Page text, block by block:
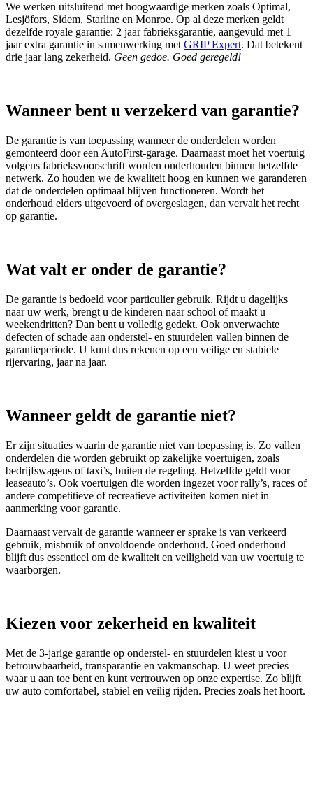
We werken uitsluitend met hoogwaardige merken zoals Optimal,
Lesjöfors, Sidem, Starline en Monroe. Op al deze merken geldt
dezelfde royale garantie: 2 jaar fabrieksgarantie, aangevuld met 1
jaar extra garantie in samenwerking metGRIP Expert. Dat betekent
drie jaar lang zekerheid. Geen gedoe. Goed geregeld!
Wanneer bent u verzekerd van garantie?
De garantie is van toepassing wanneer de onderdelen worden
gemonteerd door een AutoFirst‑garage. Daarnaast moet het voertuig
volgens fabrieksvoorschrift worden onderhouden binnen hetzelfde
netwerk. Zo houden we de kwaliteit hoog en kunnen we garanderen
dat de onderdelen optimaal blijven functioneren. Wordt het
onderhoud elders uitgevoerd of overgeslagen, dan vervalt het recht
op garantie.
Wat valt er onder de garantie?
De garantie is bedoeld voor particulier gebruik. Rijdt u dagelijks
naar uw werk, brengt u de kinderen naar school of maakt u
weekendritten? Dan bent u volledig gedekt. Ook onverwachte
defecten of schade aan onderstel- en stuurdelen vallen binnen de
garantieperiode. U kunt dus rekenen op een veilige en stabiele
rijervaring, jaar na jaar.
Wanneer geldt de garantie niet?
Er zijn situaties waarin de garantie niet van toepassing is. Zo vallen
onderdelen die worden gebruikt op zakelijke voertuigen, zoals
bedrijfswagens of taxi’s, buiten de regeling. Hetzelfde geldt voor
leaseauto’s. Ook voertuigen die worden ingezet voor rally’s, races of
andere competitieve of recreatieve activiteiten komen niet in
aanmerking voor garantie.
Daarnaast vervalt de garantie wanneer er sprake is van verkeerd
gebruik, misbruik of onvoldoende onderhoud. Goed onderhoud
blijft dus essentieel om de kwaliteit en veiligheid van uw voertuig te
waarborgen.
Kiezen voor zekerheid en kwaliteit
Met de 3‑jarige garantie op onderstel- en stuurdelen kiest u voor
betrouwbaarheid, transparantie en vakmanschap. U weet precies
waar u aan toe bent en kunt vertrouwen op onze expertise. Zo blijft
uw auto comfortabel, stabiel en veilig rijden. Precies zoals het hoort.